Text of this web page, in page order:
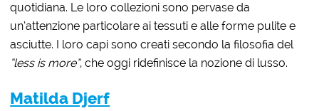
quotidiana. Le loro collezioni sono pervase da
un’attenzione particolare ai tessuti e alle forme pulite e
asciutte. I loro capi sono creati secondo la filosofia del
“less is more”, che oggi ridefinisce la nozione di lusso.
Matilda Djerf